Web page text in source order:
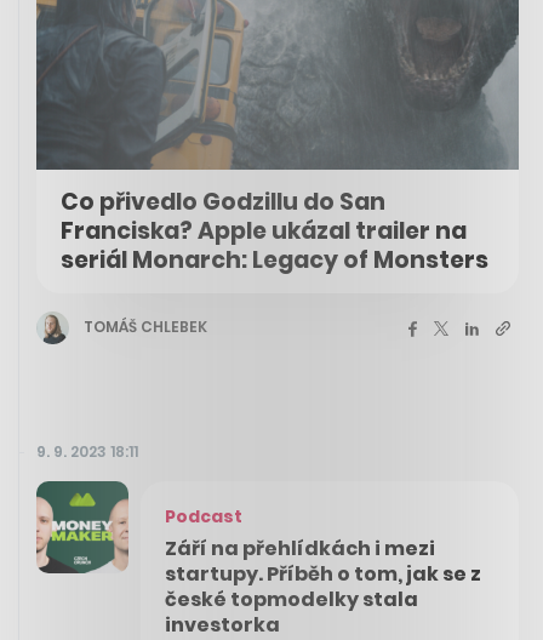
Co přivedlo Godzillu do San
Franciska? Apple ukázal trailer na
seriál Monarch: Legacy of Monsters
TOMÁŠ CHLEBEK
9. 9. 2023 18:11
Podcast
Září na přehlídkách i mezi
startupy. Příběh o tom, jak se z
české topmodelky stala
investorka